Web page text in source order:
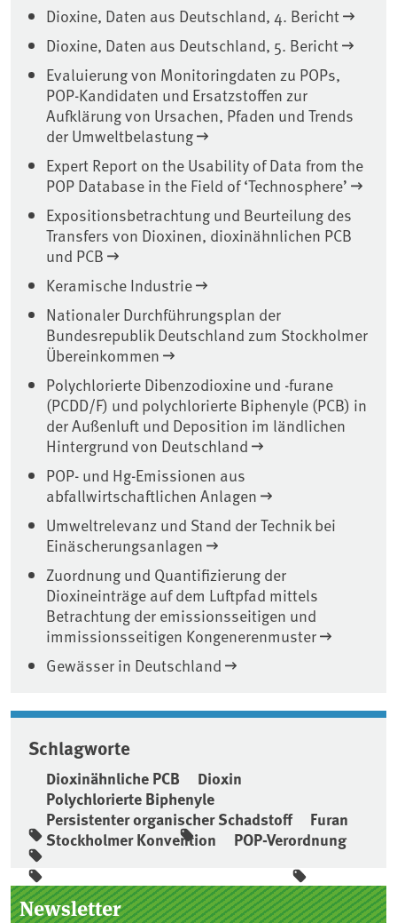
Dioxine, Daten aus Deutschland, 4. Bericht
Dioxine, Daten aus Deutschland, 5. Bericht
Evaluierung von Monitoringdaten zu POPs,
POP-Kandidaten und Ersatzstoffen zur
Aufklärung von Ursachen, Pfaden und Trends
der Umweltbelastung
Expert Report on the Usability of Data from the
POP Database in the Field of ‘Technosphere’
Expositionsbetrachtung und Beurteilung des
Transfers von Dioxinen, dioxinähnlichen PCB
und PCB
Keramische Industrie
Nationaler Durchführungsplan der
Bundesrepublik Deutschland zum Stockholmer
Übereinkommen
Polychlorierte Dibenzodioxine und -furane
(PCDD/F) und polychlorierte Biphenyle (PCB) in
der Außenluft und Deposition im ländlichen
Hintergrund von Deutschland
POP- und Hg-Emissionen aus
abfallwirtschaftlichen Anlagen
Umweltrelevanz und Stand der Technik bei
Einäscherungsanlagen
Zuordnung und Quantifizierung der
Dioxineinträge auf dem Luftpfad mittels
Betrachtung der emissionsseitigen und
immissionsseitigen Kongenerenmuster
Gewässer in Deutschland
Schlagworte
Dioxinähnliche PCB
Dioxin
Polychlorierte Biphenyle
Persistenter organischer Schadstoff
Furan
Stockholmer Konvention
POP-Verordnung
Seitenleiste
Newsletter